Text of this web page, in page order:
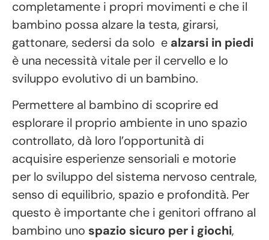
completamente i propri movimenti e che il
bambino possa alzare la testa, girarsi,
gattonare, sedersi da solo e alzarsi in piedi
è una necessità vitale per il cervello e lo
sviluppo evolutivo di un bambino.
Permettere al bambino di scoprire ed
esplorare il proprio ambiente in uno spazio
controllato, dà loro l’opportunità di
acquisire esperienze sensoriali e motorie
per lo sviluppo del sistema nervoso centrale,
senso di equilibrio, spazio e profondità. Per
questo è importante che i genitori offrano al
bambino uno spazio sicuro per i giochi,